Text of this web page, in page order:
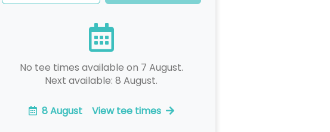
No tee times available on 7 August.
Next available: 8 August.
8 August View tee times